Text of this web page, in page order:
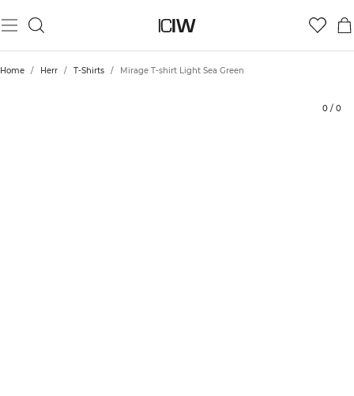
Home / Herr / T-Shirts / Mirage T-shirt Light Sea Green
0 / 0